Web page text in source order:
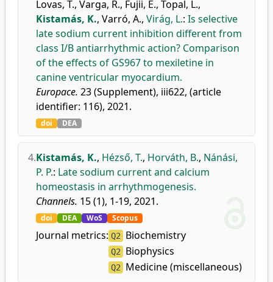
Lovas, T., Varga, R., Fujii, E., Topal, L.,
Kistamás, K., Varró, A., Virág, L.: Is selective
late sodium current inhibition different from
class I/B antiarrhythmic action? Comparison
of the effects of GS967 to mexiletine in
canine ventricular myocardium.
Europace. 23 (Supplement), iii622, (article
identifier: 116), 2021.
doi DEA
4.Kistamás, K., Hézső, T., Horváth, B., Nánási,
P. P.: Late sodium current and calcium
homeostasis in arrhythmogenesis.
Channels. 15 (1), 1-19, 2021.
doi DEA WoS Scopus
Journal metrics: Q2 Biochemistry
Q2 Biophysics
Q2 Medicine (miscellaneous)